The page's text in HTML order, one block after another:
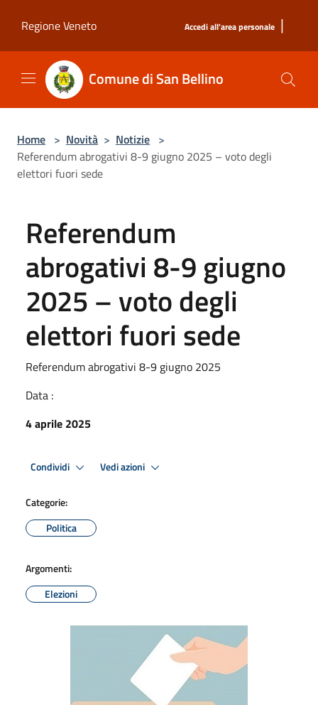
Regione Veneto
Accedi all'area personale |
Comune di San Bellino
Home > Novità > Notizie >
Referendum abrogativi 8-9 giugno 2025 – voto degli
elettori fuori sede
Referendum
abrogativi 8-9 giugno
2025 – voto degli
elettori fuori sede
Referendum abrogativi 8-9 giugno 2025
Data :
4 aprile 2025
Condividi Vedi azioni
Categorie:
Politica
Argomenti:
Elezioni